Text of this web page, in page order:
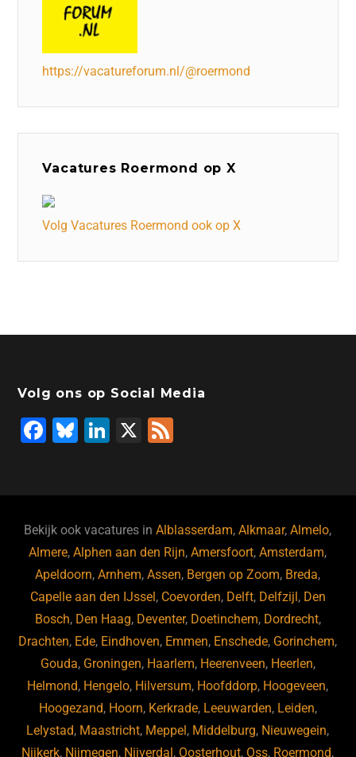
https://vacatureforum.nl/@roermond
Vacatures Roermond op X
Volg Vacatures Roermond ook op X
Volg ons op Social Media
F
b
o
o
k
Bl
ky
Li
dI
n
X
Bekijk ook vacatures inAlblasserdam,Alkmaar,Almelo,
Almere,Alphen aan den Rijn,Amersfoort,Amsterdam,
Apeldoorn,Arnhem,Assen, Bergen op Zoom, Breda,
Capelle aan den IJssel, Coevorden, Delft, Delfzijl, Den
Bosch, Den Haag, Deventer, Doetinchem, Dordrecht,
Drachten, Ede, Eindhoven, Emmen, Enschede, Gorinchem,
Gouda, Groningen, Haarlem, Heerenveen, Heerlen,
Helmond, Hengelo, Hilversum, Hoofddorp, Hoogeveen,
Hoogezand, Hoorn, Kerkrade, Leeuwarden, Leiden,
Lelystad, Maastricht, Meppel, Middelburg, Nieuwegein,
Nijkerk, Nijmegen, Nijverdal, Oosterhout, Oss, Roermond,